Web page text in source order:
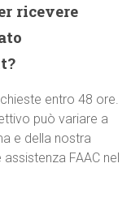
ricevere
entro 48 ore.
può variare a
e della nostra
FAAC nel